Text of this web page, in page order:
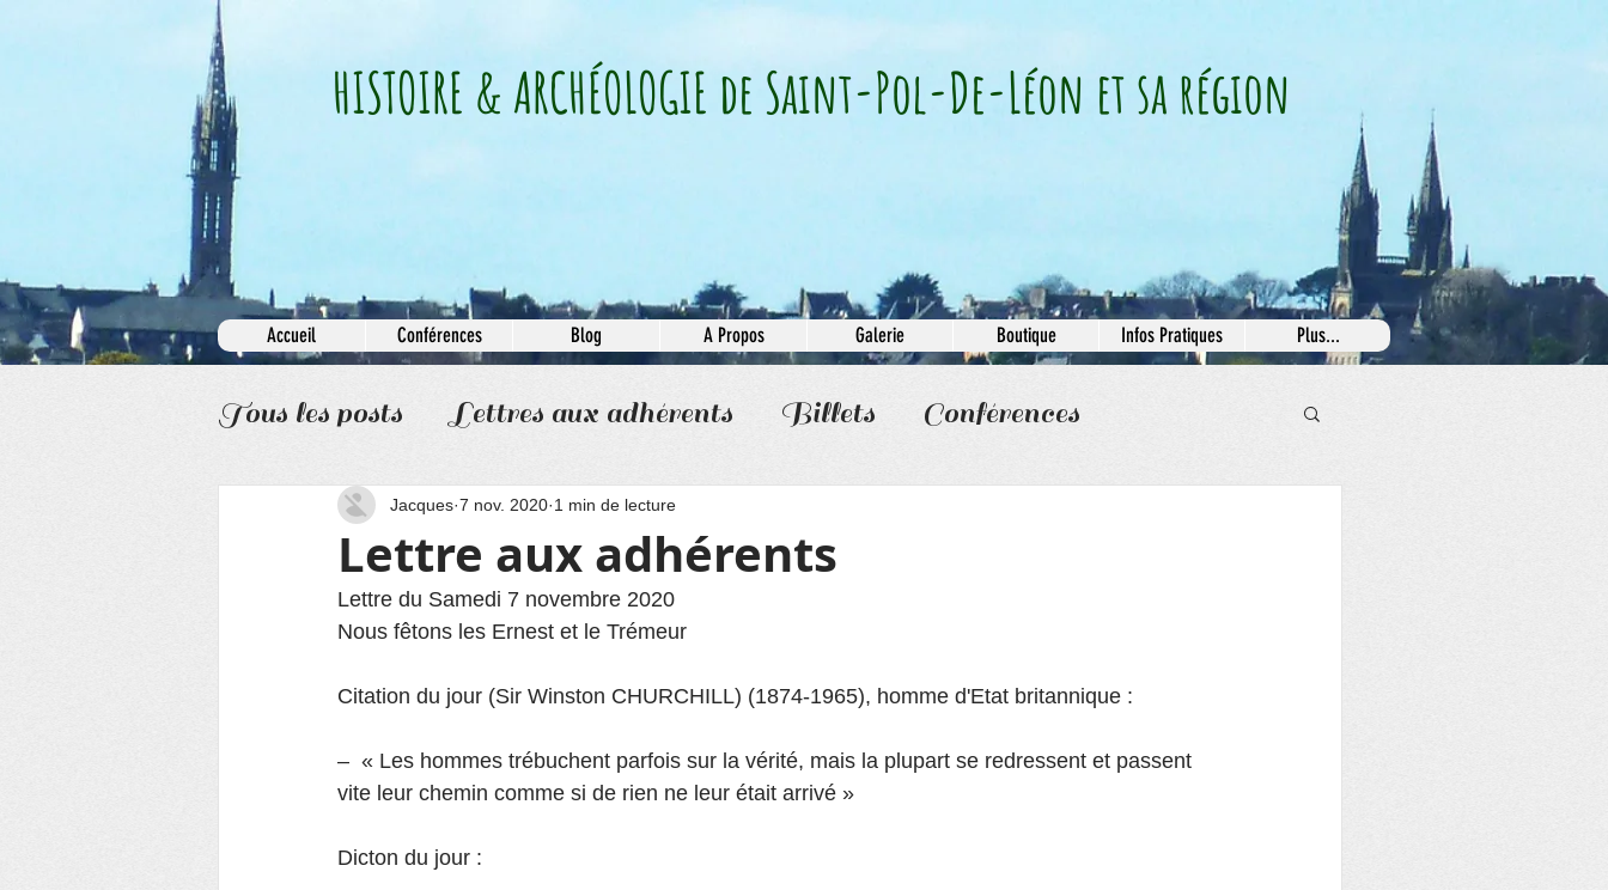
HISTOIRE & ARCHÉOLOGIE​ de Saint-Pol-De-Léon et sa région
Accueil Conférences Blog A Propos Galerie Boutique Infos Pratiques Plus...
Tous les posts Lettres aux adhérents Billets Conférences
Informations
Lettre aux adhérents
Jacques 7 nov. 2020 1 min de lecture
Lettre du Samedi 7 novembre 2020
Nous fêtons les Ernest et le Trémeur
Citation du jour (Sir Winston CHURCHILL) (1874-1965), homme d'Etat britannique :
–  « Les hommes trébuchent parfois sur la vérité, mais la plupart se redressent et passent
vite leur chemin comme si de rien ne leur était arrivé »
Dicton du jour :